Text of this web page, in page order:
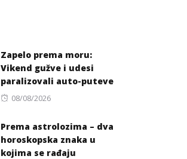
Zapelo prema moru:
Vikend gužve i udesi
paralizovali auto-puteve
Posted
08/08/2026
Prema astrolozima – dva
horoskopska znaka u
kojima se rađaju